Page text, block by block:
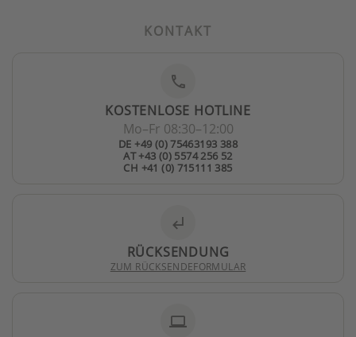
KONTAKT
phone
KOSTENLOSE HOTLINE
Mo–Fr 08:30–12:00
DE +49 (0) 75463193 388
AT +43 (0) 5574 256 52
CH +41 (0) 715111 385
subdirectory_arrow_left
RÜCKSENDUNG
ZUM RÜCKSENDEFORMULAR
laptop